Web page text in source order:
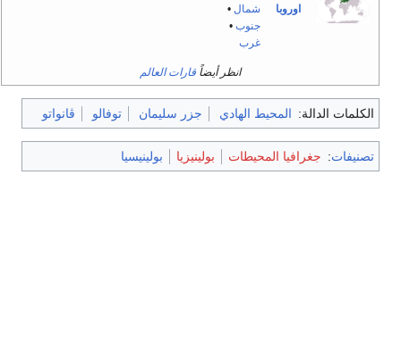
اوروبا
شمال •
جنوب •
غرب
انظر أيضاً قارات العالم
الكلمات الدالة: المحيط الهادي جزر سليمان توفالو ڤانواتو
تصنيفات: جغرافيا المحيطات بولينيزيا بولينيسيا